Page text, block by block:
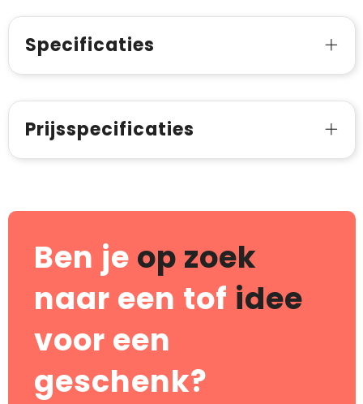
Specificaties
Prijsspecificaties
Ben je op zoek
naar een tof idee
voor een
geschenk?